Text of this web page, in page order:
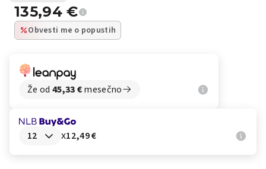
135,94€
Obvesti me o popustih
Že od 45,33€mesečno
x12,49 €